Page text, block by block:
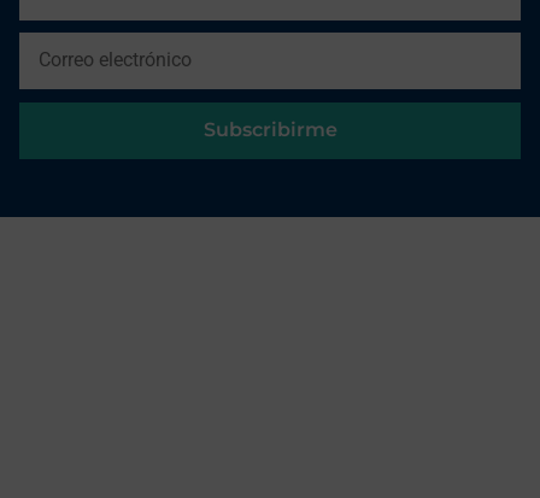
Subscribirme